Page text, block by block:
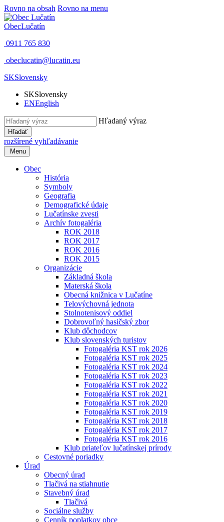
Rovno na obsah Rovno na menu
ObecLučatín
0911 765 830
obeclucatin@lucatin.eu
SKSlovensky
SKSlovensky
ENEnglish
Hľadaný výraz
Hľadať
rozšírené vyhľadávanie
Menu
Obec
História
Symboly
Geografia
Demografické údaje
Lučatínske zvesti
Archív fotogaléria
ROK 2018
ROK 2017
ROK 2016
ROK 2015
Organizácie
Základná škola
Materská škola
Obecná knižnica v Lučatíne
Telovýchovná jednota
Stolnotenisový oddiel
Dobrovoľný hasičský zbor
Klub dôchodcov
Klub slovenských turistov
Fotogaléria KST rok 2026
Fotogaléria KST rok 2025
Fotogaléria KST rok 2024
Fotogaléria KST rok 2023
Fotogaléria KST rok 2022
Fotogaléria KST rok 2021
Fotogaléria KST rok 2020
Fotogaléria KST rok 2019
Fotogaléria KST rok 2018
Fotogaléria KST rok 2017
Fotogaléria KST rok 2016
Klub priateľov lučatínskej prírody
Cestovné poriadky
Úrad
Obecný úrad
Tlačivá na stiahnutie
Stavebný úrad
Tlačivá
Sociálne služby
Cenník poplatkov obce